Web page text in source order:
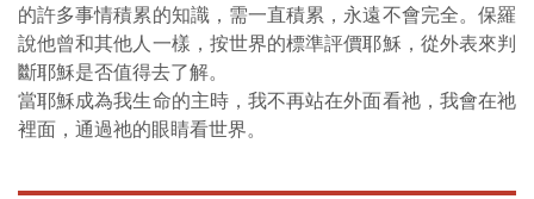
的許多事情積累的知識，需一直積累，永遠不會完全。保羅
說他曾和其他人一樣，按世界的標準評價耶穌，從外表來判
斷耶穌是否值得去了解。
當耶穌成為我生命的主時，我不再站在外面看祂，我會在祂
裡面，通過祂的眼睛看世界。